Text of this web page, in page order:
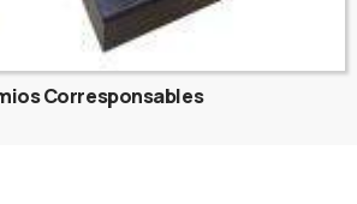
Corresponsables